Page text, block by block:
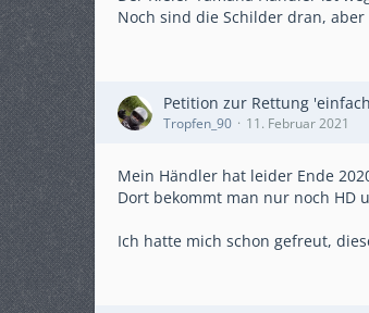
Noch sind die Schilder dran,
Petition zur Rettung
Tropfen_90 11. Februar 2021
Mein Händler hat leider Ende
Dort bekommt man nur noch HD
Ich hatte mich schon gefreut,